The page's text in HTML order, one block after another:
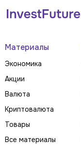
Материалы
Экономика
Акции
Валюта
Криптовалюта
Товары
Все материалы